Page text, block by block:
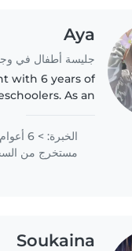
Aya
جليسة أطفال في
with 6 years of
As an
familiar..
الخبرة: > 6 أعوام
مستخرج من
Soukaina